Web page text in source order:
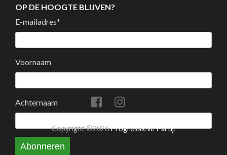
OP DE HOOGTE BLIJVEN?
E-mailadres*
Voornaam
Achternaam
Abonneren
Copyright ©2026Progressieve Partij.